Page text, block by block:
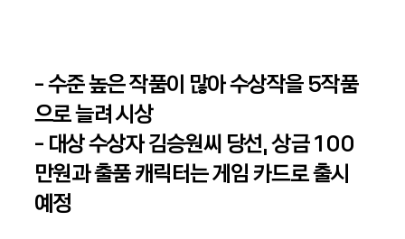
- 수준 높은 작품이 많아 수상작을 5작품
으로 늘려 시상
- 대상 수상자 김승원씨 당선, 상금 100
만원과 출품 캐릭터는 게임 카드로 출시
예정